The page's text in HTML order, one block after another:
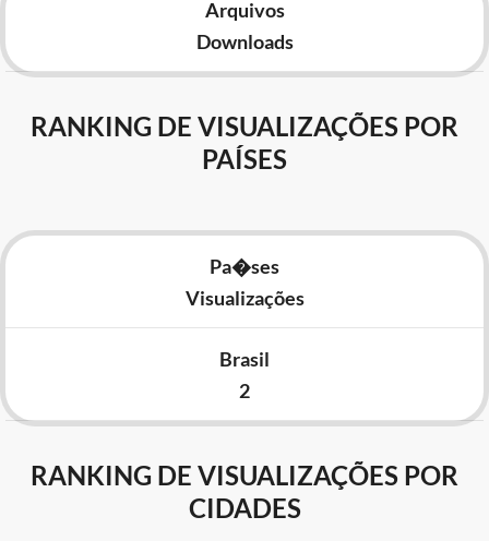
Arquivos
Downloads
RANKING DE VISUALIZAÇÕES POR
PAÍSES
Pa�ses
Visualizações
Brasil
2
RANKING DE VISUALIZAÇÕES POR
CIDADES